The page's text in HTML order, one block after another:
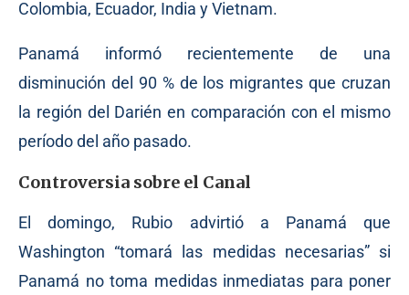
Colombia, Ecuador, India y Vietnam.
Panamá informó recientemente de una
disminución del 90 % de los migrantes que cruzan
la región del Darién en comparación con el mismo
período del año pasado.
Controversia sobre el Canal
El domingo, Rubio advirtió a Panamá que
Washington “tomará las medidas necesarias” si
Panamá no toma medidas inmediatas para poner